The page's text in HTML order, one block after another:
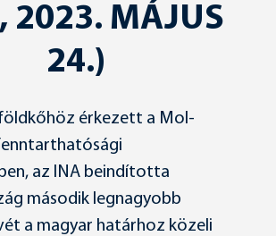
2023. MÁJUS
24.)
érkezett a Mol-
az INA beindította
második legnagyobb
a magyar határhoz közeli